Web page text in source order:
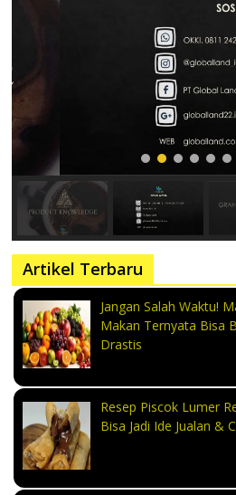
Artikel Terbaru
Jangan Salah Waktu!
Makan Ternyata Bisa
Drastis
Resep Piscok Lumer
Bisa Jadi Ide Jualan &